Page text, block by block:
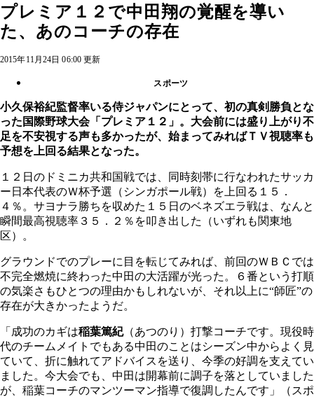
プレミア１２で中田翔の覚醒を導い
た、あのコーチの存在
2015年11月24日 06:00 更新
スポーツ
小久保裕紀監督率いる侍ジャパンにとって、初の真剣勝負とな
った国際野球大会「プレミア１２」。大会前には盛り上がり不
足を不安視する声も多かったが、始まってみればＴＶ視聴率も
予想を上回る結果となった。
１２日のドミニカ共和国戦では、同時刻帯に行なわれたサッカ
ー日本代表のＷ杯予選（シンガポール戦）を上回る１５．
４％。サヨナラ勝ちを収めた１５日のベネズエラ戦は、なんと
瞬間最高視聴率３５．２％を叩き出した（いずれも関東地
区）。
グラウンドでのプレーに目を転じてみれば、前回のＷＢＣでは
不完全燃焼に終わった中田の大活躍が光った。６番という打順
の気楽さもひとつの理由かもしれないが、それ以上に“師匠”の
存在が大きかったようだ。
「成功のカギは稲葉篤紀（あつのり）打撃コーチです。現役時
代のチームメイトでもある中田のことはシーズン中からよく見
ていて、折に触れてアドバイスを送り、今季の好調を支えてい
ました。今大会でも、中田は開幕前に調子を落としていました
が、稲葉コーチのマンツーマン指導で復調したんです」（スポ